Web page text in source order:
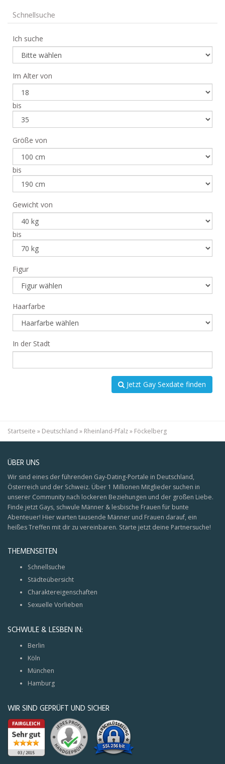
Schnellsuche
Ich suche
Im Alter von
bis
Größe von
bis
Gewicht von
bis
Figur
Haarfarbe
In der Stadt
Jetzt Gay Sexdate finden
Startseite » Deutschland » Rheinland-Pfalz» Föckelberg
ÜBER UNS
Wir sind eines der führenden Gay-Dating-Portale in Deutschland,
Österreich und der Schweiz. Über 1 Millionen Mitglieder suchen in
unserer Community nach lockeren Beziehungen und der großen Liebe.
Finde jetzt Gays, schwule Männer & lesbische Frauen für bunte
Abenteuer! Hier warten tausende Männer und Frauen darauf, ein
heißes Treffen mit dir zu vereinbaren. Starte jetzt deine Partnersuche!
THEMENSEITEN
Schnellsuche
Städteübersicht
Charaktereigenschaften
Sexuelle Vorlieben
SCHWULE & LESBEN IN:
Berlin
Köln
München
Hamburg
WIR SIND GEPRÜFT UND SICHER